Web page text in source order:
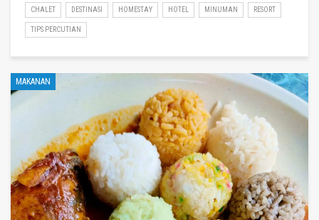
CHALET DESTINASI HOMESTAY HOTEL MINUMAN RESORT
TIPS PERCUTIAN
MAKANAN